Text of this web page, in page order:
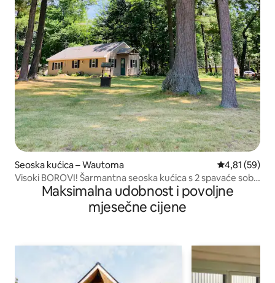
Seoska kućica – Wautoma Prosječna
4,81 (59)
Visoki BOROVI! Šarmantna seoska kućica s 2 spavaće sobe
WAUTOMAMaksimalna udobnost i povoljne
mjesečne cijene